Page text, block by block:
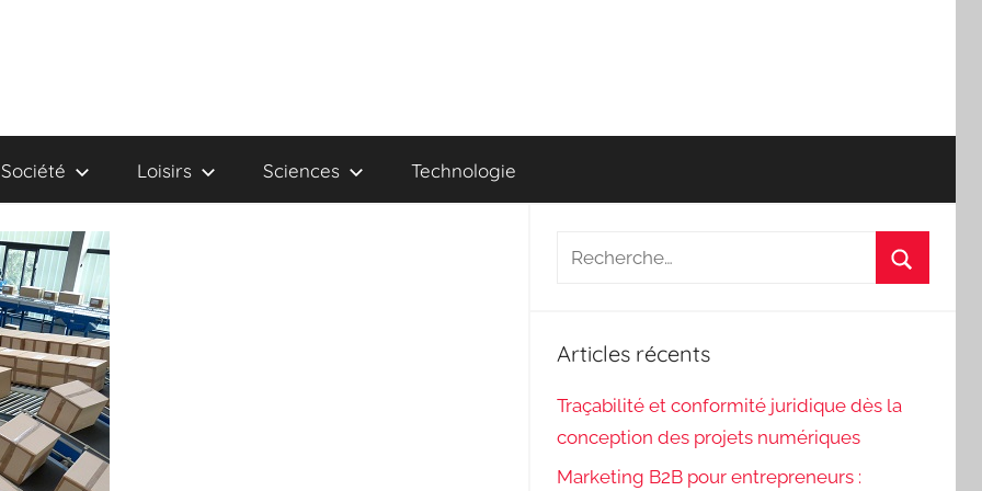
Société Loisirs Sciences Technologie
Recherche
Articles récents
Traçabilité et conformité juridique dès la
conception des projets numériques
Marketing B2B pour entrepreneurs :